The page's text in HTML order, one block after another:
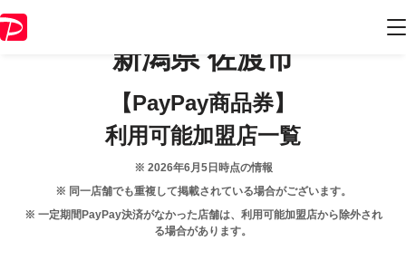
新潟県 佐渡市
【PayPay商品券】
利用可能加盟店一覧
※ 2026年6月5日 時点の情報
※ 同一店舗でも重複して掲載されている場合がございます。
※ 一定期間PayPay決済がなかった店舗は、利用可能加盟店から除外され
る場合があります。